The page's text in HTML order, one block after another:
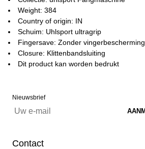
Weight: 384
Country of origin: IN
Schuim: Uhlsport ultragrip
Fingersave: Zonder vingerbescherming
Closure: Klittenbandsluiting
Dit product kan worden bedrukt
Nieuwsbrief
Contact